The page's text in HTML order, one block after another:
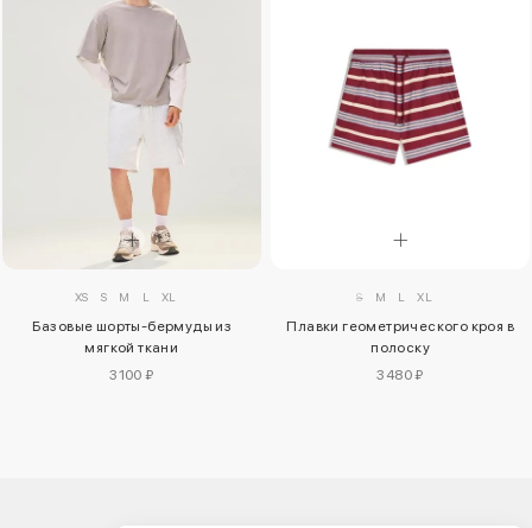
XS S M L XL
Базовые шорты-бермуды из
мягкой ткани
3100 ₽
S M L XL
Плавки геометрического кроя в
полоску
3480 ₽